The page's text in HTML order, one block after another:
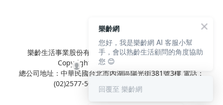
樂齡生活事業股份有限公司 L'elan Enterprise CO.,Ltd.
Copyright© All Rights Reserved.
總公司地址：中華民國台北市內湖區陽光街381號3樓 電話：
(02)2577-5025 傳真：(02)2577-5021
樂齡網
您好，我是樂齡網 AI 客服小幫
手，會以熟齡生活顧問的角度協助
您 😊
回覆至 樂齡網